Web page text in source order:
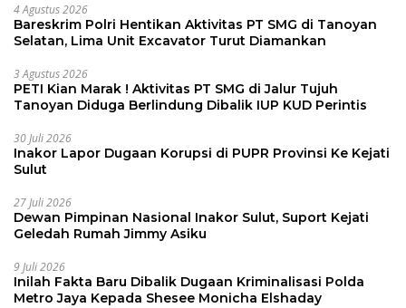
4 Agustus 2026
Bareskrim Polri Hentikan Aktivitas PT SMG di Tanoyan
Selatan, Lima Unit Excavator Turut Diamankan
3 Agustus 2026
PETI Kian Marak ! Aktivitas PT SMG di Jalur Tujuh
Tanoyan Diduga Berlindung Dibalik IUP KUD Perintis
30 Juli 2026
Inakor Lapor Dugaan Korupsi di PUPR Provinsi Ke Kejati
Sulut
27 Juli 2026
Dewan Pimpinan Nasional Inakor Sulut, Suport Kejati
Geledah Rumah Jimmy Asiku
9 Juli 2026
Inilah Fakta Baru Dibalik Dugaan Kriminalisasi Polda
Metro Jaya Kepada Shesee Monicha Elshaday